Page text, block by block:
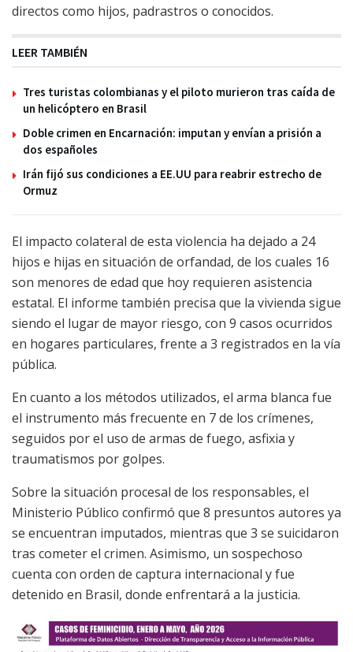
directos como hijos, padrastros o conocidos.
LEER TAMBIÉN
Tres turistas colombianas y el piloto murieron tras caída de
un helicóptero en Brasil
Doble crimen en Encarnación: imputan y envían a prisión a
dos españoles
Irán fijó sus condiciones a EE.UU para reabrir estrecho de
Ormuz
El impacto colateral de esta violencia ha dejado a 24
hijos e hijas en situación de orfandad, de los cuales 16
son menores de edad que hoy requieren asistencia
estatal. El informe también precisa que la vivienda sigue
siendo el lugar de mayor riesgo, con 9 casos ocurridos
en hogares particulares, frente a 3 registrados en la vía
pública.
En cuanto a los métodos utilizados, el arma blanca fue
el instrumento más frecuente en 7 de los crímenes,
seguidos por el uso de armas de fuego, asfixia y
traumatismos por golpes.
Sobre la situación procesal de los responsables, el
Ministerio Público confirmó que 8 presuntos autores ya
se encuentran imputados, mientras que 3 se suicidaron
tras cometer el crimen. Asimismo, un sospechoso
cuenta con orden de captura internacional y fue
detenido en Brasil, donde enfrentará a la justicia.